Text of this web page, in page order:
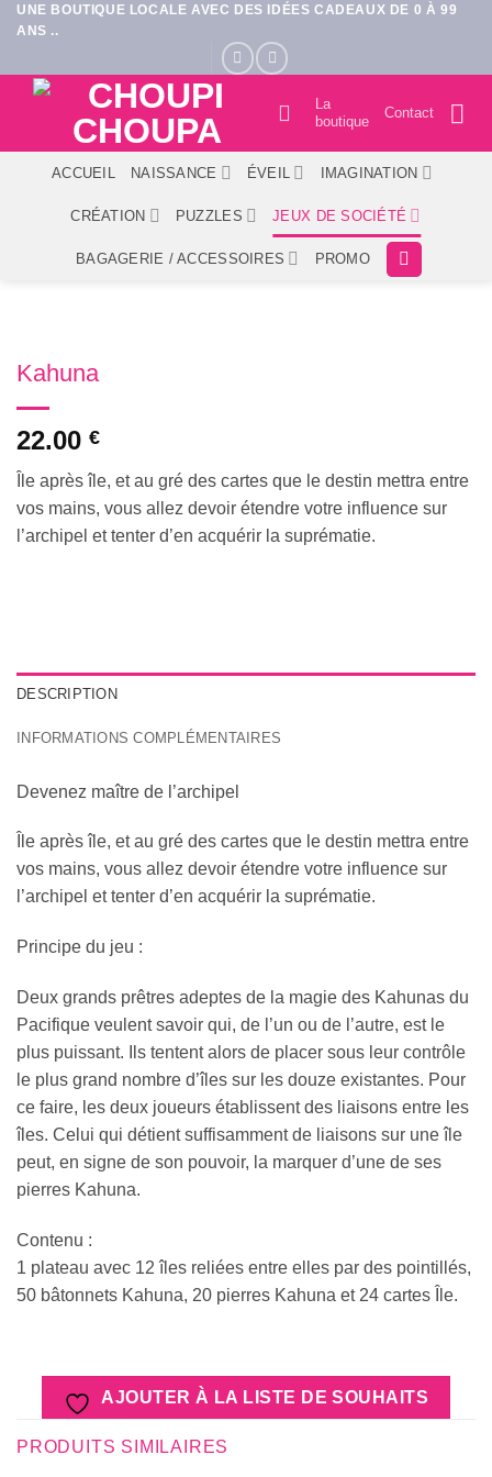
Passer
au
UNE BOUTIQUE LOCALE AVEC DES IDÉES CADEAUX DE 0 À 99
ANS ..
La
boutique
Contact
ACCUEIL NAISSANCE ÉVEIL IMAGINATION
CRÉATION PUZZLES JEUX DE SOCIÉTÉ
BAGAGERIE / ACCESSOIRES PROMO
Kahuna
22.00 €
Île après île, et au gré des cartes que le destin mettra entre
vos mains, vous allez devoir étendre votre influence sur
l’archipel et tenter d’en acquérir la suprématie.
DESCRIPTION
INFORMATIONS COMPLÉMENTAIRES
Devenez maître de l’archipel
Île après île, et au gré des cartes que le destin mettra entre
vos mains, vous allez devoir étendre votre influence sur
l’archipel et tenter d’en acquérir la suprématie.
Principe du jeu :
Deux grands prêtres adeptes de la magie des Kahunas du
Pacifique veulent savoir qui, de l’un ou de l’autre, est le
plus puissant. Ils tentent alors de placer sous leur contrôle
le plus grand nombre d’îles sur les douze existantes. Pour
ce faire, les deux joueurs établissent des liaisons entre les
îles. Celui qui détient suffisamment de liaisons sur une île
peut, en signe de son pouvoir, la marquer d’une de ses
pierres Kahuna.
Contenu :
1 plateau avec 12 îles reliées entre elles par des pointillés,
50 bâtonnets Kahuna, 20 pierres Kahuna et 24 cartes Île.
AJOUTER À LA LISTE DE SOUHAITS
PRODUITS SIMILAIRES